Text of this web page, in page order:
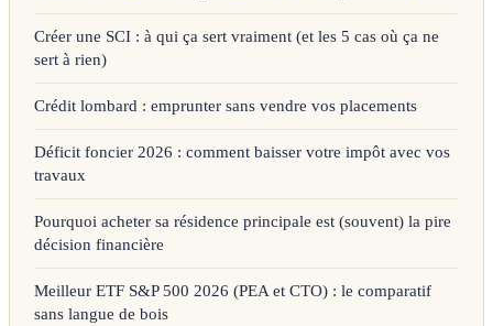
Créer une SCI : à qui ça sert vraiment (et les 5 cas où ça ne
sert à rien)
Crédit lombard : emprunter sans vendre vos placements
Déficit foncier 2026 : comment baisser votre impôt avec vos
travaux
Pourquoi acheter sa résidence principale est (souvent) la pire
décision financière
Meilleur ETF S&P 500 2026 (PEA et CTO) : le comparatif
sans langue de bois